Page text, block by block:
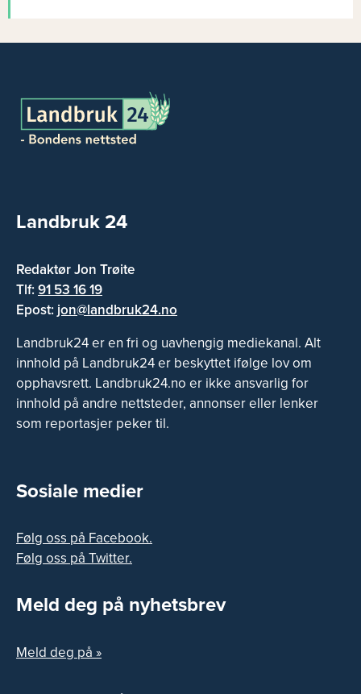
Landbruk 24
Redaktør Jon Trøite
Tlf:91 53 16 19
Epost: jon@landbruk24.no
Landbruk24 er en fri og uavhengig mediekanal. Alt
innhold på Landbruk24 er beskyttet ifølge lov om
opphavsrett. Landbruk24.no er ikke ansvarlig for
innhold på andre nettsteder, annonser eller lenker
som reportasjer peker til.
Sosiale medier
Følg oss på Facebook.
Følg oss på Twitter.
Meld deg på nyhetsbrev
Meld deg på »